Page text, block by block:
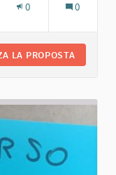
0 0
LA PROPOSTA